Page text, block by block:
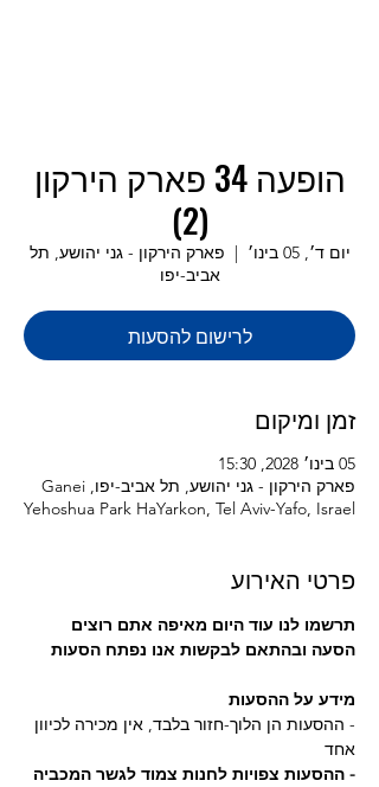
הופעה 34 פארק הירקון
(2)
יום ד׳, 05 בינו׳
  |
פארק הירקון - גני יהושע, תל
אביב-יפו
לרישום להסעות
זמן ומיקום
05 בינו׳ 2028, 15:30
פארק הירקון - גני יהושע, תל אביב-יפו, Ganei
Yehoshua Park HaYarkon, Tel Aviv-Yafo, Israel
פרטי האירוע
תרשמו לנו עוד היום מאיפה אתם רוצים
הסעה ובהתאם לבקשות אנו נפתח הסעות
מידע על ההסעות
- ההסעות הן הלוך-חזור בלבד, אין מכירה לכיוון
אחד
- ההסעות צפויות לחנות צמוד לגשר המכביה